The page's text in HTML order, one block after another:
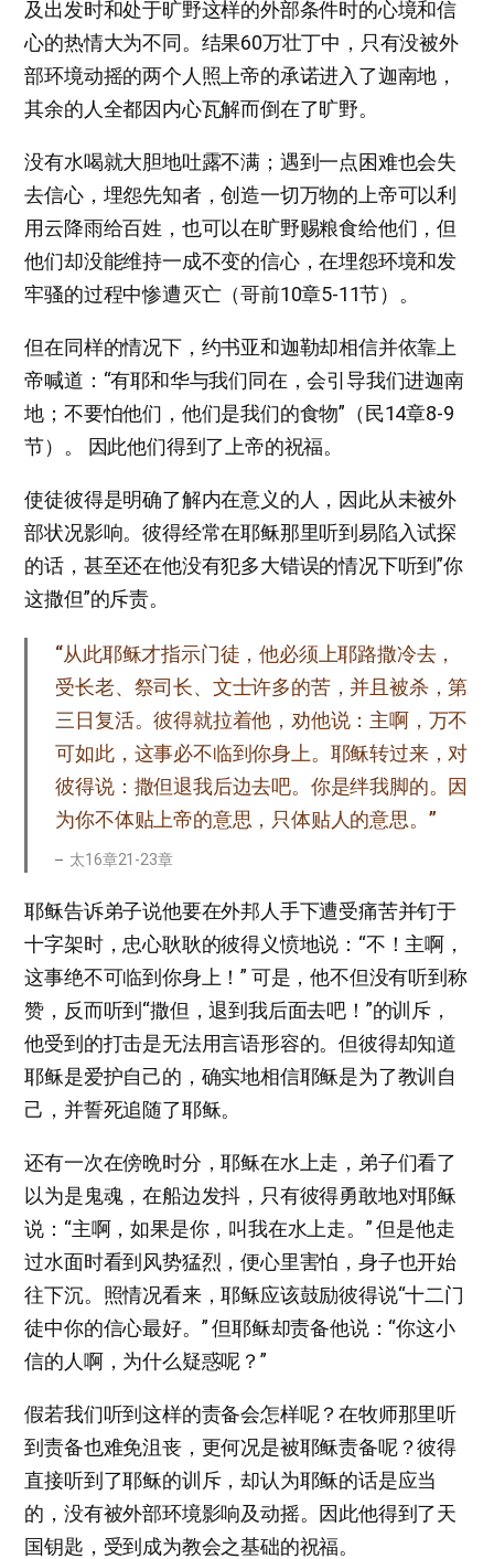
及出发时和处于旷野这样的外部条件时的心境和信
心的热情大为不同。结果60万壮丁中，只有没被外
部环境动摇的两个人照上帝的承诺进入了迦南地，
其余的人全都因内心瓦解而倒在了旷野。
没有水喝就大胆地吐露不满；遇到一点困难也会失
去信心，埋怨先知者，创造一切万物的上帝可以利
用云降雨给百姓，也可以在旷野赐粮食给他们，但
他们却没能维持一成不变的信心，在埋怨环境和发
牢骚的过程中惨遭灭亡（哥前10章5-11节）。
但在同样的情况下，约书亚和迦勒却相信并依靠上
帝喊道：“有耶和华与我们同在，会引导我们进迦南
地；不要怕他们，他们是我们的食物”（民14章8-9
节）。 因此他们得到了上帝的祝福。
使徒彼得是明确了解内在意义的人，因此从未被外
部状况影响。彼得经常在耶稣那里听到易陷入试探
的话，甚至还在他没有犯多大错误的情况下听到”你
这撒但”的斥责。
“从此耶稣才指示门徒，他必须上耶路撒冷去，
受长老、祭司长、文士许多的苦，并且被杀，第
三日复活。彼得就拉着他，劝他说：主啊，万不
可如此，这事必不临到你身上。耶稣转过来，对
彼得说：撒但退我后边去吧。你是绊我脚的。因
为你不体贴上帝的意思，只体贴人的意思。”
太16章21-23章
耶稣告诉弟子说他要在外邦人手下遭受痛苦并钉于
十字架时，忠心耿耿的彼得义愤地说：“不！主啊，
这事绝不可临到你身上！” 可是，他不但没有听到称
赞，反而听到“撒但，退到我后面去吧！”的训斥，
他受到的打击是无法用言语形容的。但彼得却知道
耶稣是爱护自己的，确实地相信耶稣是为了教训自
己，并誓死追随了耶稣。
还有一次在傍晩时分，耶稣在水上走，弟子们看了
以为是鬼魂，在船边发抖，只有彼得勇敢地对耶稣
说：“主啊，如果是你，叫我在水上走。” 但是他走
过水面时看到风势猛烈，便心里害怕，身子也开始
往下沉。照情况看来，耶稣应该鼓励彼得说“十二门
徒中你的信心最好。” 但耶稣却责备他说：“你这小
信的人啊，为什么疑惑呢？”
假若我们听到这样的责备会怎样呢？在牧师那里听
到责备也难免沮丧，更何况是被耶稣责备呢？彼得
直接听到了耶稣的训斥，却认为耶稣的话是应当
的，没有被外部环境影响及动摇。因此他得到了天
国钥匙，受到成为教会之基础的祝福。